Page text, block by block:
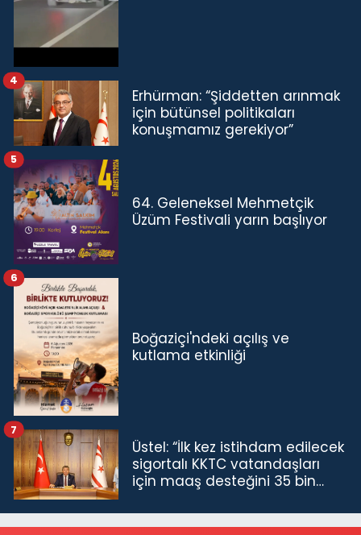
Erhürman: “Şiddetten arınmak
için bütünsel politikaları
konuşmamız gerekiyor”
4
64. Geleneksel Mehmetçik
Üzüm Festivali yarın başlıyor
5
Boğaziçi'ndeki açılış ve
kutlama etkinliği
6
Üstel: “İlk kez istihdam edilecek
sigortalı KKTC vatandaşları
için maaş desteğini 35 bin
7